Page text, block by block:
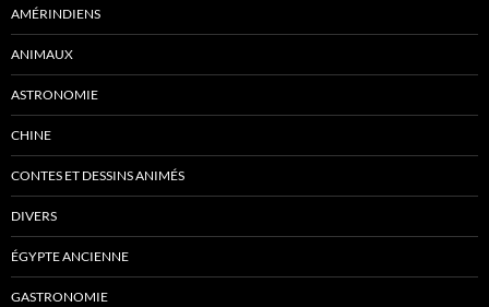
AMÉRINDIENS
ANIMAUX
ASTRONOMIE
CHINE
CONTES ET DESSINS ANIMÉS
DIVERS
ÉGYPTE ANCIENNE
GASTRONOMIE